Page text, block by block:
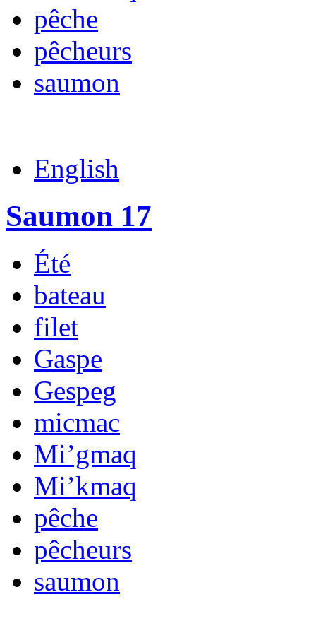
pêche
pêcheurs
saumon
English
Saumon 17
Été
bateau
filet
Gaspe
Gespeg
micmac
Mi’gmaq
Mi’kmaq
pêche
pêcheurs
saumon